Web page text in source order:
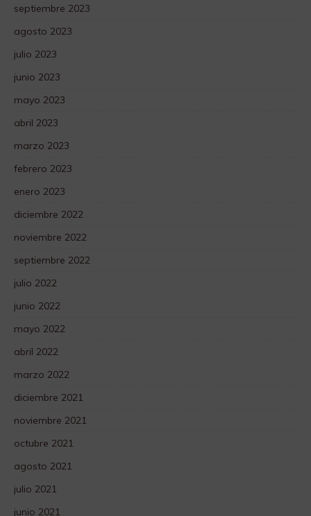
septiembre 2023
agosto 2023
julio 2023
junio 2023
mayo 2023
abril 2023
marzo 2023
febrero 2023
enero 2023
diciembre 2022
noviembre 2022
septiembre 2022
julio 2022
junio 2022
mayo 2022
abril 2022
marzo 2022
diciembre 2021
noviembre 2021
octubre 2021
agosto 2021
julio 2021
junio 2021